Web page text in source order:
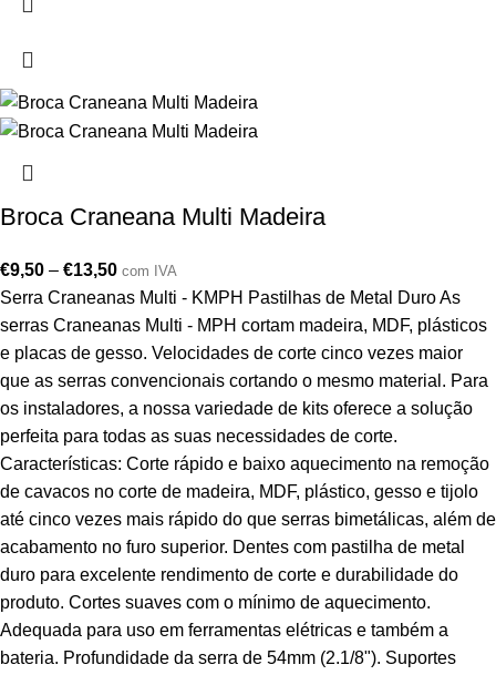
Broca Craneana Multi Madeira
€9,50 – €13,50 com IVA
Serra Craneanas Multi - KMPH Pastilhas de Metal Duro As
serras Craneanas Multi - MPH cortam madeira, MDF, plásticos
e placas de gesso. Velocidades de corte cinco vezes maior
que as serras convencionais cortando o mesmo material. Para
os instaladores, a nossa variedade de kits oferece a solução
perfeita para todas as suas necessidades de corte.
Características: Corte rápido e baixo aquecimento na remoção
de cavacos no corte de madeira, MDF, plástico, gesso e tijolo
até cinco vezes mais rápido do que serras bimetálicas, além de
acabamento no furo superior. Dentes com pastilha de metal
duro para excelente rendimento de corte e durabilidade do
produto. Cortes suaves com o mínimo de aquecimento.
Adequada para uso em ferramentas elétricas e também a
bateria. Profundidade da serra de 54mm (2.1/8"). Suportes